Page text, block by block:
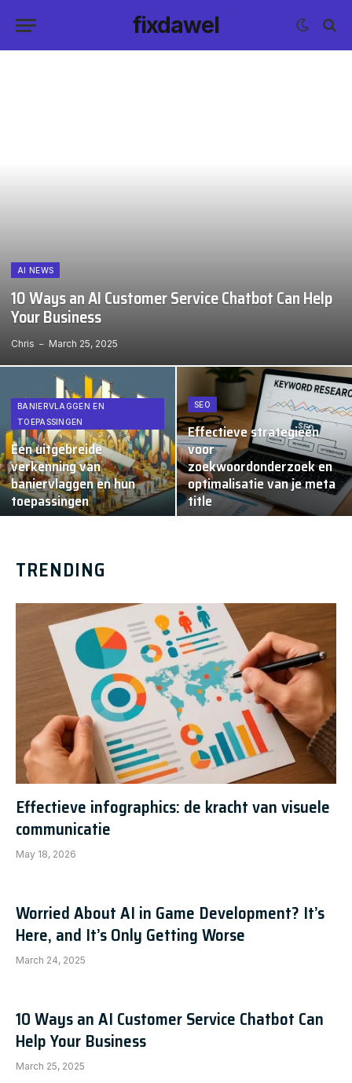
fixdawel
AI NEWS
10 Ways an AI Customer Service Chatbot Can Help
Your Business
Chris March 25, 2025
BANIERVLAGGEN EN
TOEPASSINGEN
Een uitgebreide
verkenning van
baniervlaggen en hun
toepassingen
SEO
Effectieve strategieën
voor
zoekwoordonderzoek en
optimalisatie van je meta
title
TRENDING
Effectieve infographics: de kracht van visuele
communicatie
May 18, 2026
Worried About AI in Game Development? It’s
Here, and It’s Only Getting Worse
March 24, 2025
10 Ways an AI Customer Service Chatbot Can
Help Your Business
March 25, 2025